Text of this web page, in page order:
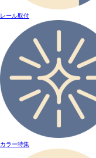
レール取付
カラー特集